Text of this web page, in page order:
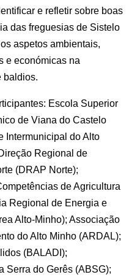
e refletir sobre boas
das freguesias de Sistelo
aspetos ambientais,
e económicas na
baldios.
Escola Superior
de Viana do Castelo
Intermunicipal do Alto
Regional de
(DRAP Norte);
de Agricultura
Regional de Energia e
Alto-Minho); Associação
do Alto Minho (ARDAL);
(BALADI);
Serra do Gerês (ABSG);